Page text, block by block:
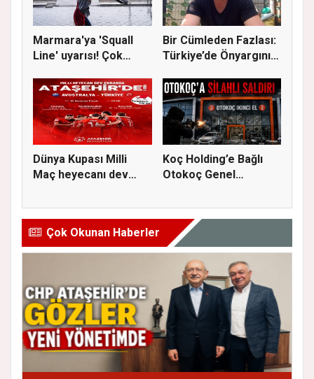
Marmara'ya 'Squall
Line' uyarısı! Çok
Bir Cümleden Fazlası:
Türkiye’de Önyargının
Dünya Kupası Milli
Maç heyecanı dev
Koç Holding’e Bağlı
Otokoç Genel
Çok Okunan Haberler